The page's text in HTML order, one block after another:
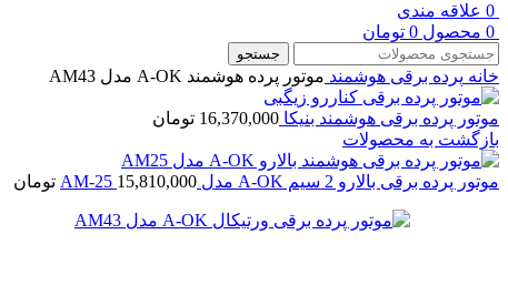
0 علاقه مندی
0 محصول 0 تومان
جستجو
خانه پرده برقی هوشمند موتور پرده هوشمند A-OK مدل AM43
موتور پرده برقی هوشمند بنیکا 16,370,000 تومان
بازگشت به محصولات
موتور پرده برقی بالارو 2 سیم A-OK مدل AM-25 15,810,000 تومان